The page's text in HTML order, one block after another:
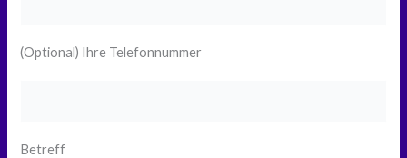
(Optional) Ihre Telefonnummer
Betreff